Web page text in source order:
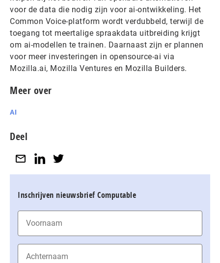
voor de data die nodig zijn voor ai-ontwikkeling. Het
Common Voice-platform wordt verdubbeld, terwijl de
toegang tot meertalige spraakdata uitbreiding krijgt
om ai-modellen te trainen. Daarnaast zijn er plannen
voor meer investeringen in opensource-ai via
Mozilla.ai, Mozilla Ventures en Mozilla Builders.
Meer over
AI
Deel
Inschrijven nieuwsbrief Computable